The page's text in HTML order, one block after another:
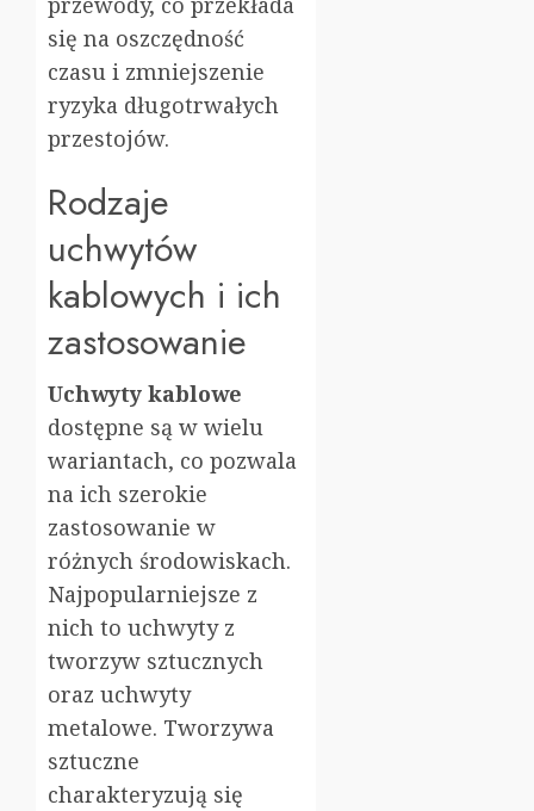
się na oszczędność
czasu i zmniejszenie
ryzyka długotrwałych
przestojów.
Rodzaje
uchwytów
kablowych i ich
zastosowanie
Uchwyty kablowe
dostępne są w wielu
wariantach, co pozwala
na ich szerokie
zastosowanie w
różnych środowiskach.
Najpopularniejsze z
nich to uchwyty z
tworzyw sztucznych
oraz uchwyty
metalowe. Tworzywa
sztuczne
charakteryzują się